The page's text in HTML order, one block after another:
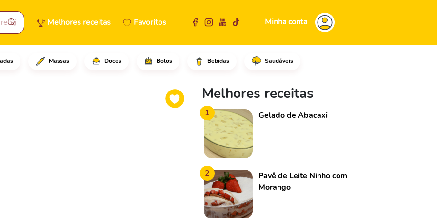
Melhores receitas Favoritos Minha conta
Massas Doces Bolos Bebidas Saudáveis
a maionese, o alho, o requeijão, a salsinha e a
Melhores receitas
1 Gelado de Abacaxi
2
Pavê de Leite Ninho com
Morango